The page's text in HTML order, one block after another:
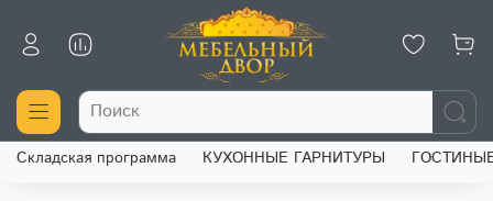
Складская программа КУХОННЫЕ ГАРНИТУРЫ